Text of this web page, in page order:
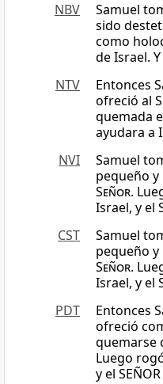
NBV
Samuel
sido
como
de Israel. Y
NTV
Entonces
ofreció al
quemada
ayudara a
NVI
Samuel
pequeño
Señor.
Israel, y el
CST
Samuel
pequeño
Señor.
Israel, y el
PDT
Entonces
ofreció
quemarse
Luego
y el